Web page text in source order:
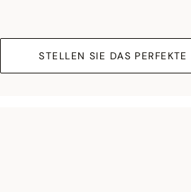
STELLEN SIE DAS